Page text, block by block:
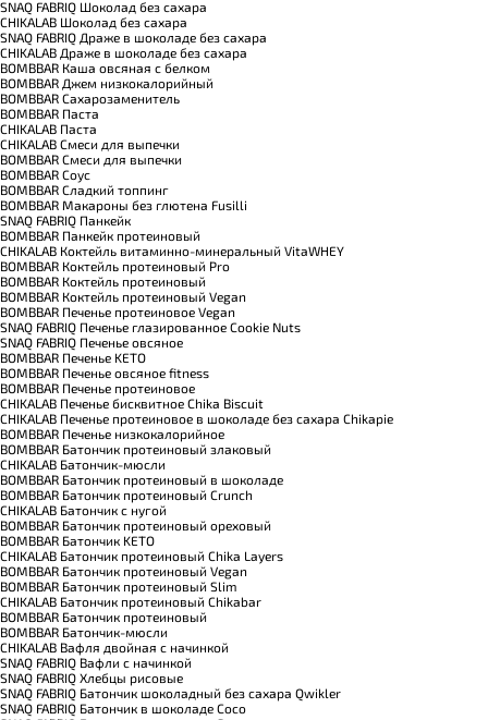
SNAQ FABRIQ Шоколад без сахара
CHIKALAB Шоколад без сахара
SNAQ FABRIQ Драже в шоколаде без сахара
CHIKALAB Драже в шоколаде без сахара
BOMBBAR Каша овсяная с белком
BOMBBAR Джем низкокалорийный
BOMBBAR Сахарозаменитель
BOMBBAR Паста
CHIKALAB Паста
CHIKALAB Смеси для выпечки
BOMBBAR Смеси для выпечки
BOMBBAR Соус
BOMBBAR Сладкий топпинг
BOMBBAR Макароны без глютена Fusilli
SNAQ FABRIQ Панкейк
BOMBBAR Панкейк протеиновый
CHIKALAB Коктейль витаминно-минеральный VitaWHEY
BOMBBAR Коктейль протеиновый Pro
BOMBBAR Коктейль протеиновый
BOMBBAR Коктейль протеиновый Vegan
BOMBBAR Печенье протеиновое Vegan
SNAQ FABRIQ Печенье глазированное Cookie Nuts
SNAQ FABRIQ Печенье овсяное
BOMBBAR Печенье KETO
BOMBBAR Печенье овсяное fitness
BOMBBAR Печенье протеиновое
CHIKALAB Печенье бисквитное Chika Biscuit
CHIKALAB Печенье протеиновое в шоколаде без сахара Chikapie
BOMBBAR Печенье низкокалорийное
BOMBBAR Батончик протеиновый злаковый
CHIKALAB Батончик-мюсли
BOMBBAR Батончик протеиновый в шоколаде
BOMBBAR Батончик протеиновый Crunch
CHIKALAB Батончик с нугой
BOMBBAR Батончик протеиновый ореховый
BOMBBAR Батончик KETO
CHIKALAB Батончик протеиновый Chika Layers
BOMBBAR Батончик протеиновый Vegan
BOMBBAR Батончик протеиновый Slim
CHIKALAB Батончик протеиновый Chikabar
BOMBBAR Батончик протеиновый
BOMBBAR Батончик-мюсли
CHIKALAB Вафля двойная с начинкой
SNAQ FABRIQ Вафли с начинкой
SNAQ FABRIQ Хлебцы рисовые
SNAQ FABRIQ Батончик шоколадный без сахара Qwikler
SNAQ FABRIQ Батончик в шоколаде Coco